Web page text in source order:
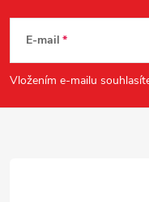
p
a
E-mail
Vložením e-mailu